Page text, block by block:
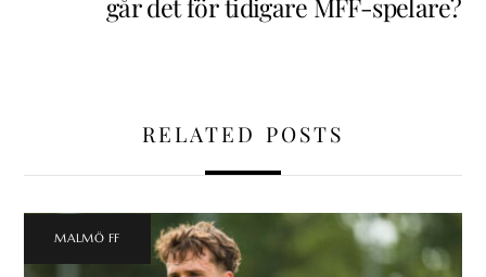
går det för tidigare MFF-spelare?
RELATED POSTS
MALMÖ FF